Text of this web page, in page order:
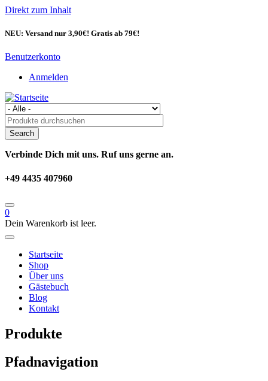
Direkt zum Inhalt
NEU: Versand nur 3,90€! Gratis ab 79€!
Benutzerkonto
Anmelden
Verbinde Dich mit uns. Ruf uns gerne an.
+49 4435 407960
0
Dein Warenkorb ist leer.
Startseite
Shop
Über uns
Gästebuch
Blog
Kontakt
Produkte
Pfadnavigation